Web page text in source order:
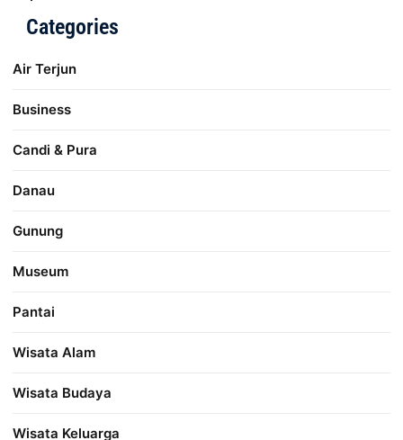
Categories
Air Terjun
Business
Candi & Pura
Danau
Gunung
Museum
Pantai
Wisata Alam
Wisata Budaya
Wisata Keluarga